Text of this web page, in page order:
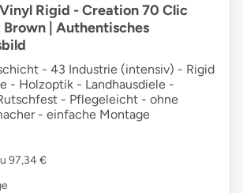
Rigid - Creation 70 Clic
| Authentisches
- 43 Industrie (intensiv) - Rigid
- Holzoptik - Landhausdiele -
- Pflegeleicht - ohne
- einfache Montage
97,34 €